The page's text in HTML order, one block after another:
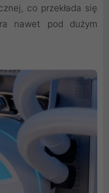
co przekłada się
nawet pod dużym